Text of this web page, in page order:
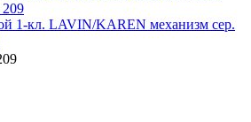
1-кл. LAVIN/KAREN механизм сер.